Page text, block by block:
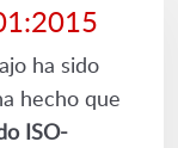
ha sido
hecho que
ISO-